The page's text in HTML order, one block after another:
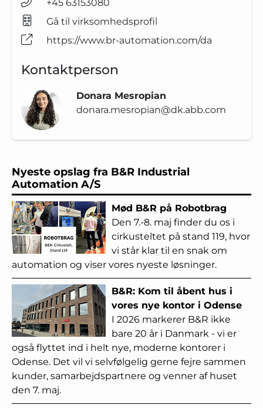
+45 63153080
Gå til virksomhedsprofil
https://www.br-automation.com/da
Kontaktperson
Donara Mesropian
donara.mesropian@dk.abb.com
Nyeste opslag fra B&R Industrial
Automation A/S
Mød B&R på Robotbrag
Den 7.-8. maj finder du os i
cirkusteltet på stand 119, hvor
vi står klar til en snak om
automation og viser vores nyeste løsninger.
B&R: Kom til åbent hus i
vores nye kontor i Odense
I 2026 markerer B&R ikke
bare 20 år i Danmark - vi er
også flyttet ind i helt nye, moderne kontorer i
Odense. Det vil vi selvfølgelig gerne fejre sammen
kunder, samarbejdspartnere og venner af huset
den 7. maj.